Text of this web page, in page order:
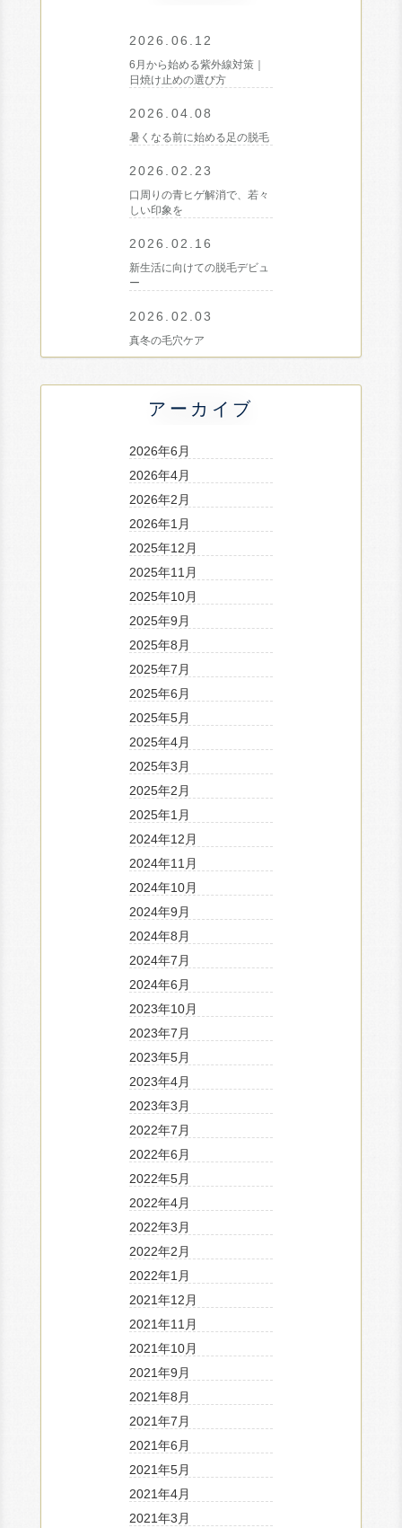
2026.06.12
6月から始める紫外線対策｜
日焼け止めの選び方
2026.04.08
暑くなる前に始める足の脱毛
2026.02.23
口周りの青ヒゲ解消で、若々
しい印象を
2026.02.16
新生活に向けての脱毛デビュ
ー
2026.02.03
真冬の毛穴ケア
アーカイブ
2026年6月
2026年4月
2026年2月
2026年1月
2025年12月
2025年11月
2025年10月
2025年9月
2025年8月
2025年7月
2025年6月
2025年5月
2025年4月
2025年3月
2025年2月
2025年1月
2024年12月
2024年11月
2024年10月
2024年9月
2024年8月
2024年7月
2024年6月
2023年10月
2023年7月
2023年5月
2023年4月
2023年3月
2022年7月
2022年6月
2022年5月
2022年4月
2022年3月
2022年2月
2022年1月
2021年12月
2021年11月
2021年10月
2021年9月
2021年8月
2021年7月
2021年6月
2021年5月
2021年4月
2021年3月